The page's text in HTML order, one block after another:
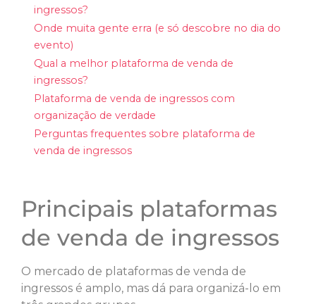
ingressos?
Onde muita gente erra (e só descobre no dia do
evento)
Qual a melhor plataforma de venda de
ingressos?
Plataforma de venda de ingressos com
organização de verdade
Perguntas frequentes sobre plataforma de
venda de ingressos
Principais plataformas
de venda de ingressos
O mercado de plataformas de venda de
ingressos é amplo, mas dá para organizá-lo em